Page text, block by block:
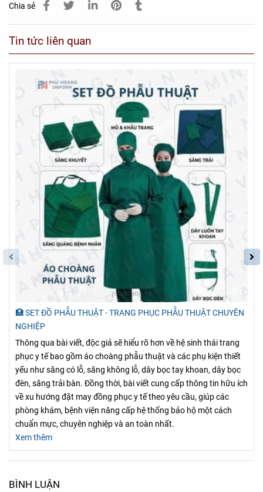
Chia sẻ
Tin tức liên quan
🏥 SET ĐỒ PHẪU THUẬT - TRANG PHỤC PHẪU THUẬT CHUYÊN
NGHIỆP
Thông qua bài viết, độc giả sẽ hiểu rõ hơn về hệ sinh thái trang
phục y tế bao gồm áo choàng phẫu thuật và các phụ kiện thiết
yếu như săng có lỗ, săng không lỗ, dây bọc tay khoan, dây bọc
đèn, săng trải bàn. Đồng thời, bài viết cung cấp thông tin hữu ích
về xu hướng đặt may đồng phục y tế theo yêu cầu, giúp các
phòng khám, bệnh viện nâng cấp hệ thống bảo hộ một cách
chuẩn mực, chuyên nghiệp và an toàn nhất.
Xem thêm
BÌNH LUẬN